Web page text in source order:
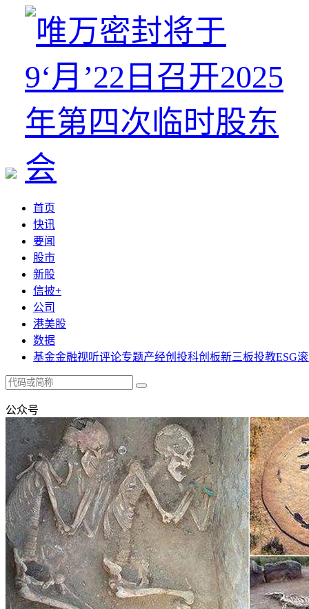
首页
快讯
要闻
股市
新股
信披+
公司
港美股
数据
基金金融视听评论专题产经创投科创板新三板投教ESG
公众号